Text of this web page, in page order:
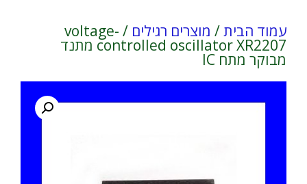
עמוד הבית/ מוצרים רגילים / voltage-
controlled oscillator XR2207 מתנד
מבוקר מתח IC